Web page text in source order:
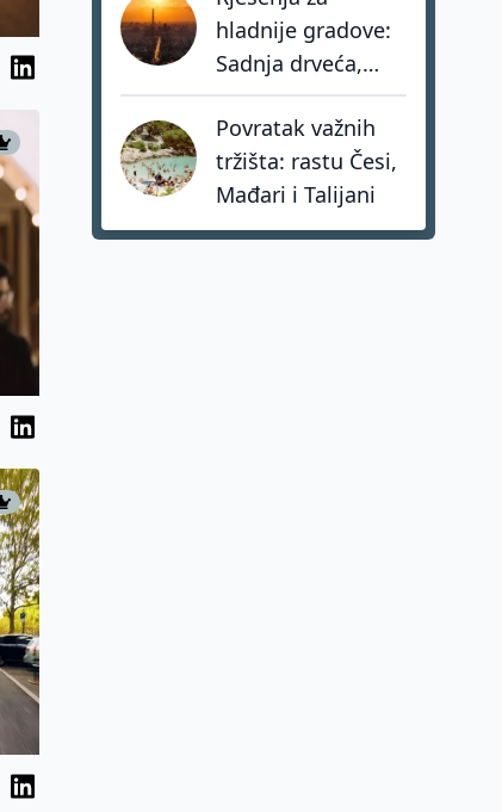
hladnije gradove:
Sadnja drveća,
zeleni krovovi i
pametno hlađenje
zgrada
Povratak važnih
tržišta: rastu Česi,
Mađari i Talijani